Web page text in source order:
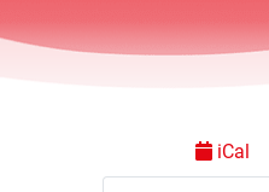
iCal